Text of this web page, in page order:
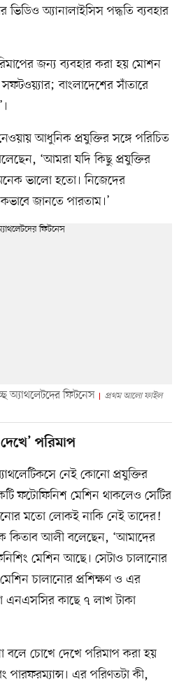
ভিডিও অ্যানালাইসিস পদ্ধতি ব্যবহার
জন্য ব্যবহার করা হয় মোশন
বাংলাদেশের সাঁতারে
আধুনিক প্রযুক্তির সঙ্গে পরিচিত
‘আমরা যদি কিছু প্রযুক্তির
ভালো হতো। নিজেদের
জানতে পারতাম।’
অ্যাথলেটদের ফিটনেস
প্রথম আলো ফাইল
পরিমাপ
নেই কোনো প্রযুক্তির
ফটোফিনিশ মেশিন থাকলেও সেটির
মতো লোকই নাকি নেই তাদের!
কিতাব আলী বলেছেন, ‘আমাদের
মেশিন আছে। সেটাও চালানোর
চালানোর প্রশিক্ষণ ও এর
এনএসসির কাছে ৭ লাখ টাকা
বলে চোখে দেখে পরিমাপ করা হয়
পারফরম্যান্স। এর পরিণতটা কী,